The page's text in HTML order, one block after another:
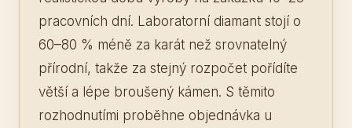
pracovních dní. Laboratorní diamant stojí o
60–80 % méně za karát než srovnatelný
přírodní, takže za stejný rozpočet pořídíte
větší a lépe broušený kámen. S těmito
rozhodnutími proběhne objednávka u